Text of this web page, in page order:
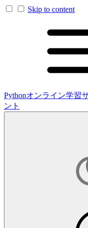
Skip to content
Pythonオンライン学習
ント